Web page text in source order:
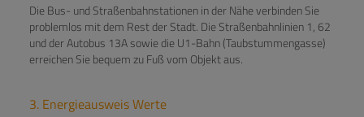
Die Bus- und Straßenbahnstationen in der Nähe verbinden Sie
problemlos mit dem Rest der Stadt. Die Straßenbahnlinien 1, 62
und der Autobus 13A sowie die U1-Bahn (Taubstummengasse)
erreichen Sie bequem zu Fuß vom Objekt aus.
3. Energieausweis Werte